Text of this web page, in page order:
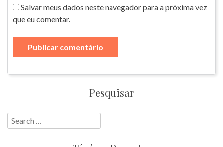
Salvar meus dados neste navegador para a próxima vez
que eu comentar.
Pesquisar
Search
for: